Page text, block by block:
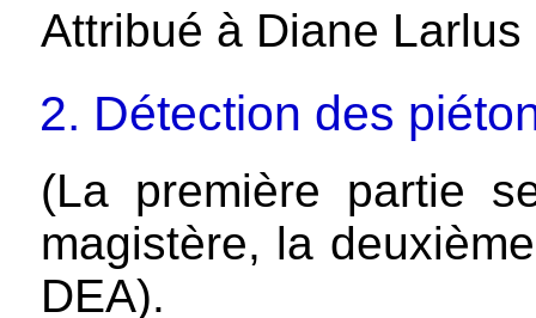
Attribué à Diane
2. Détection des
(La première partie
magistère, la
DEA).